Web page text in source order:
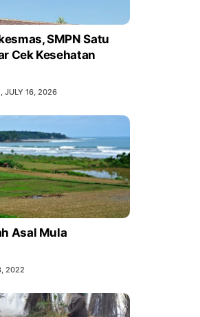
SMPN Satu
Cek Kesehatan
JULY 16, 2026
Asal Mula
2022